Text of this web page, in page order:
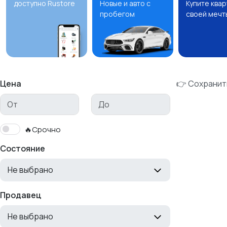
доступно Rustore
Новые и авто с
пробегом
Купите
своей
Цена
🔥Срочно
Состояние
Не выбрано
Продавец
Не выбрано
👉